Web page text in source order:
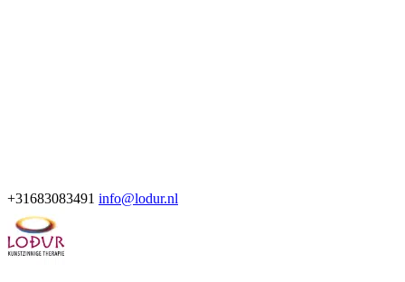
+31683083491 info@lodur.nl